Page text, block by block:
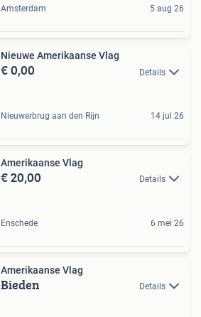
Amsterdam 5 aug 26
Nieuwe Amerikaanse Vlag
€ 0,00 Details
Nieuwerbrug aan den Rijn 14 jul 26
Amerikaanse Vlag
€ 20,00 Details
Enschede 6 mei 26
Amerikaanse Vlag
Bieden Details